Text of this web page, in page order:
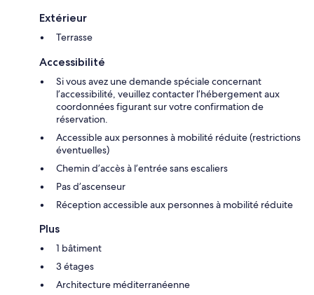
Extérieur
Terrasse
Accessibilité
Si vous avez une demande spéciale concernant
l’accessibilité, veuillez contacter l’hébergement aux
coordonnées figurant sur votre confirmation de
réservation.
Accessible aux personnes à mobilité réduite (restrictions
éventuelles)
Chemin d’accès à l’entrée sans escaliers
Pas d’ascenseur
Réception accessible aux personnes à mobilité réduite
Plus
1 bâtiment
3 étages
Architecture méditerranéenne